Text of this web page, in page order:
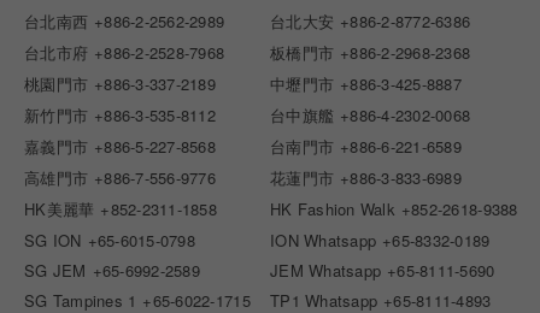
台北南西 +886-2-2562-2989 台北大安 +886-2-8772-6386
台北市府 +886-2-2528-7968 板橋門市 +886-2-2968-2368
桃園門市 +886-3-337-2189 中壢門市 +886-3-425-8887
新竹門市 +886-3-535-8112 台中旗艦 +886-4-2302-0068
嘉義門市 +886-5-227-8568 台南門市 +886-6-221-6589
高雄門市 +886-7-556-9776 花蓮門市 +886-3-833-6989
HK美麗華 +852-2311-1858 HK Fashion Walk +852-2618-9388
SG ION +65-6015-0798 ION Whatsapp +65-8332-0189
SG JEM +65-6992-2589 JEM Whatsapp +65-8111-5690
SG Tampines 1 +65-6022-1715 TP1 Whatsapp +65-8111-4893